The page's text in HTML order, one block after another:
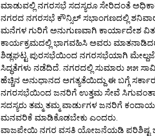
ಮಾಡುವಲ್ಲಿ ನಗರಸಭೆ ಸದಸ್ಯರೂ ಸೇರಿದಂತೆ
ನಗರದ ನಗರಸಭೆ ಕೌನ್ಸಿಲ್ ಸಭಾಂಗಣದಲ್ಲಿ
ಮನೆಗಳ ಗುರಿಗೆ ಅನುಗುಣವಾಗಿ ಕಾರ್ಯಾದೇಶ
ಕಾರ್ಯಕ್ರಮದಲ್ಲಿ ಭಾಗವಹಿಸಿ ಅವರು
ಶಿಡ್ಲಘಟ್ಟ ಪುರಸಭೆಯಿಂದ ನಗರಸಭೆಯಾಗಿ
ಸಿದ್ಧತೆಗಳು ನಡೆದಿದೆ. ನಗರದಲ್ಲಿ ಸುಮಾರು ೫೫
ಹೆಚ್ಚಿನ ಅನುಧಾನದ ಅಗತ್ಯತೆಯಿದ್ದು ಈ ಬಗ್ಗೆ
ನಗರಸಭೆಯಿಂದ ಜನರಿಗೆ ಉತ್ತಮ ಸೇವೆ
ಸದಸ್ಯರು ತಮ್ಮ ತಮ್ಮ ವಾರ್ಡುಗಳ ಜನರಿಗೆ
ಮನವರಿಕೆ ಮಾಡಿಕೊಡಬೇಕು ಎಂದರು.
ವಾಜಪೇಯಿ ನಗರ ವಸತಿ ಯೋಜನೆಯಡಿ ಪರಿಶಿಷ್ಟ ಜಾತಿ